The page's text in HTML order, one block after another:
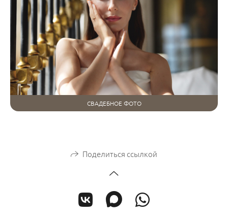
СВАДЕБНОЕ ФОТО
Поделиться ссылкой